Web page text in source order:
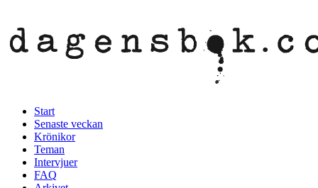
Start
Senaste veckan
Krönikor
Teman
Intervjuer
FAQ